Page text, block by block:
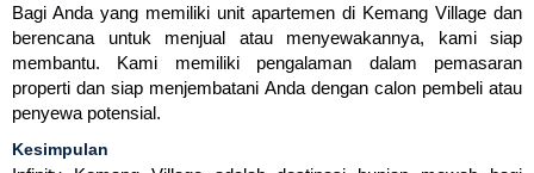
Bagi Anda yang memiliki unit apartemen di Kemang Village dan
berencana untuk menjual atau menyewakannya, kami siap
membantu. Kami memiliki pengalaman dalam pemasaran
properti dan siap menjembatani Anda dengan calon pembeli atau
penyewa potensial.
Kesimpulan